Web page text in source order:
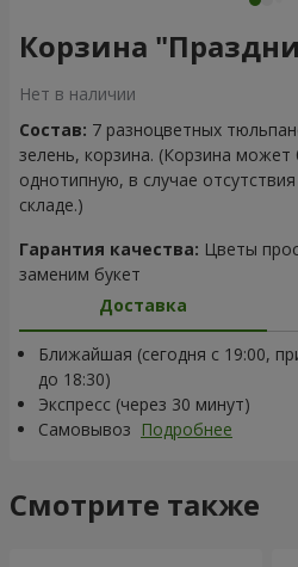
Корзина
Нет в наличии
Состав: 7 разноцветных
зелень, корзина. (Корзина
однотипную, в случае
складе.)
Гарантия качества: Цветы
заменим букет
Доставка
Ближайшая (сегодня с 19:00,
до 18:30)
Экспресс (через 30 минут)
Самовывоз Подробнее
Смотрите также